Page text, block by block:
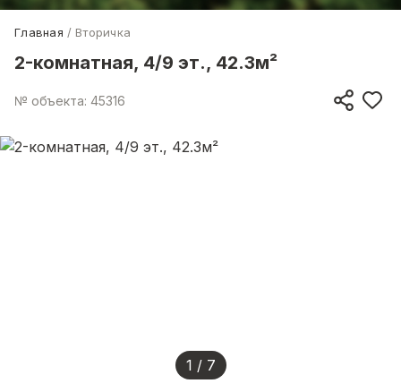
Главная Вторичка
2-комнатная, 4/9 эт., 42.3м²
№ объекта: 45316
1 / 7